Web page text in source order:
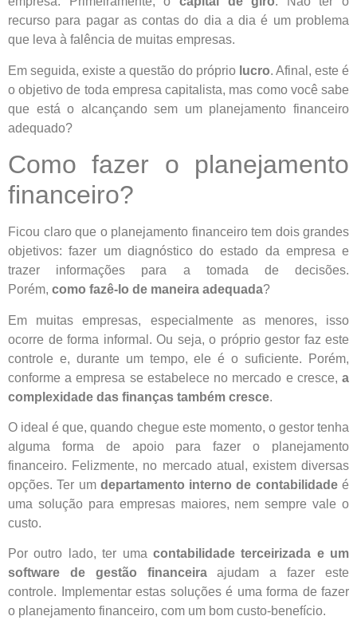
recurso para pagar as contas do dia a dia é um problema
que leva à falência de muitas empresas.
Em seguida, existe a questão do próprio lucro. Afinal, este é
o objetivo de toda empresa capitalista, mas como você sabe
que está o alcançando sem um planejamento financeiro
adequado?
Como fazer o planejamento
financeiro?
Ficou claro que o planejamento financeiro tem dois grandes
objetivos: fazer um diagnóstico do estado da empresa e
trazer informações para a tomada de decisões.
Porém, como fazê-lo de maneira adequada?
Em muitas empresas, especialmente as menores, isso
ocorre de forma informal. Ou seja, o próprio gestor faz este
controle e, durante um tempo, ele é o suficiente. Porém,
conforme a empresa se estabelece no mercado e cresce, a
complexidade das finanças também cresce.
O ideal é que, quando chegue este momento, o gestor tenha
alguma forma de apoio para fazer o planejamento
financeiro. Felizmente, no mercado atual, existem diversas
opções. Ter um departamento interno de contabilidadeé
uma solução para empresas maiores, nem sempre vale o
custo.
Por outro lado, ter uma contabilidade terceirizada e um
software de gestão financeiraajudam a fazer este
controle. Implementar estas soluções é uma forma de fazer
o planejamento financeiro, com um bom custo-benefício.